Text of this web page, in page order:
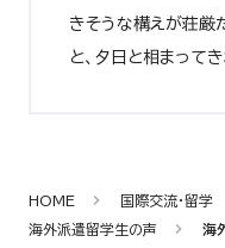
きそうな構えが荘厳
と、夕日と相まって
HOME 国際交流・留学
海外派遣留学生の声
海